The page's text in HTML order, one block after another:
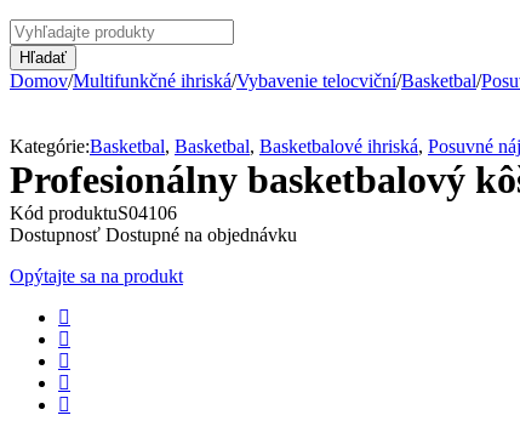
Domov/Multifunkčné ihriská/Vybavenie telocviční/Basketbal/
Kategórie:Basketbal, Basketbal, Basketbalové ihriská, Posuvné
Profesionálny basketbalový
Kód produktuS04106
Dostupnosť Dostupné na objednávku
Opýtajte sa na produkt